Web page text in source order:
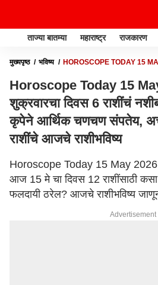
ताज्या बातम्या महाराष्ट्र राजकारण
मुख्यपृष्ठ भविष्य
HOROSCOPE TODAY 15
आजचे राशीभविष्य
Horoscope Today 15
शुक्रवारचा दिवस 6 राशींचं
कृपेने आर्थिक चणचण संपतेय,
राशींचे आजचे राशीभविष्य
Horoscope Today 15 May 2026:
आज 15 मे चा दिवस 12 राशींसाठी कसा
फलदायी ठरेल? आजचे राशीभविष्य
Advertisement